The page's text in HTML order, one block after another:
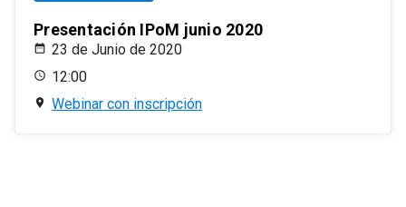
Presentación IPoM junio 2020
23 de Junio de 2020
12:00
Webinar con inscripción